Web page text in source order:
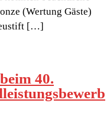
(Wertung Gäste)
[…]
40.